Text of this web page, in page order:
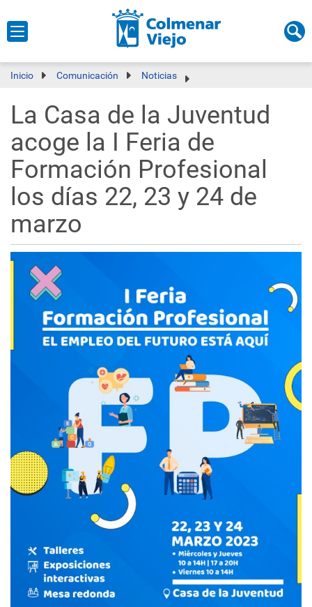
Inicio Comunicación Noticias
La Casa de la Juventud
acoge la I Feria de
Formación Profesional
los días 22, 23 y 24 de
marzo